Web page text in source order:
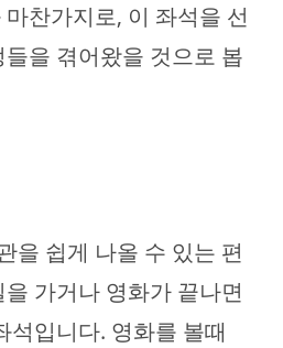
찬가지로, 이 좌석을 선
을 겪어왔을 것으로 봅
을 쉽게 나올 수 있는 편
가거나 영화가 끝나면
석입니다. 영화를 볼때